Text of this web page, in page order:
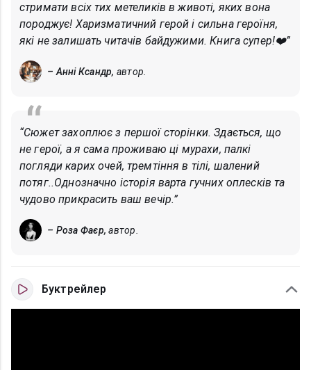
стримати всіх тих метеликів в животі, яких вона
породжує! Харизматичний герой і сильна героїня,
які не залишать читачів байдужими. Книга супер!❤️”
– Анні Ксандр, автор.
“Сюжет захоплює з першої сторінки. Здається, що
не герої, а я сама проживаю ці мурахи, палкі
погляди карих очей, тремтіння в тілі, шалений
потяг..Однозначно історія варта гучних оплесків та
чудово прикрасить ваш вечір.”
– Роза Фаєр, автор.
Буктрейлер